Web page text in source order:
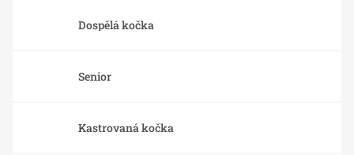
Dospělá kočka
Senior
Kastrovaná kočka